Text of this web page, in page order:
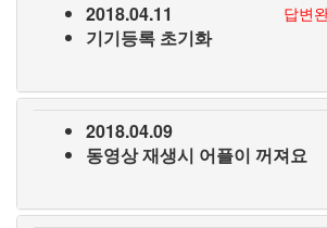
2018.04.11
기기등록 초기화
답변
2018.04.09
동영상 재생시 어플이 꺼져요